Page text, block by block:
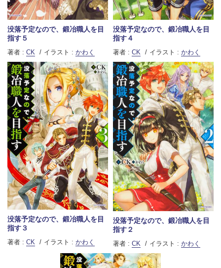
没落予定なので、鍛冶職人を目
指す５
著者 : CK イラスト : かわく
没落予定なので、鍛冶職人を目
指す４
著者 : CK イラスト : かわく
没落予定なので、鍛冶職人を目
指す３
著者 : CK イラスト : かわく
没落予定なので、鍛冶職人を目
指す２
著者 : CK イラスト : かわく